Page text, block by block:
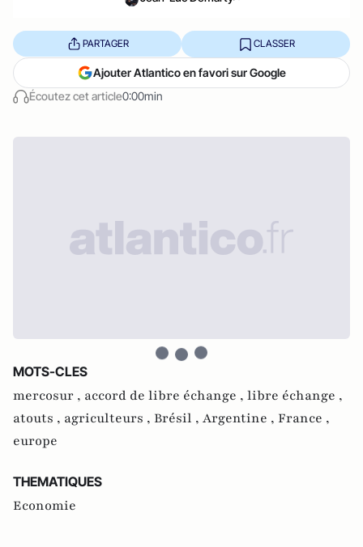
Écoutez cet article0:00min
PARTAGER CLASSER
Ajouter Atlantico en favori sur Google
MOTS-CLES
mercosur , accord de libre échange , libre échange ,
atouts , agriculteurs , Brésil , Argentine , France ,
europe
THEMATIQUES
Economie